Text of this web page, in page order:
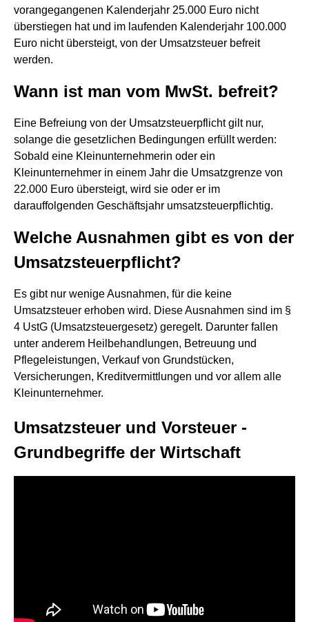
vorangegangenen Kalenderjahr 25.000 Euro nicht
überstiegen hat und im laufenden Kalenderjahr 100.000
Euro nicht übersteigt, von der Umsatzsteuer befreit
werden.
Wann ist man vom MwSt. befreit?
Eine Befreiung von der Umsatzsteuerpflicht gilt nur,
solange die gesetzlichen Bedingungen erfüllt werden:
Sobald eine Kleinunternehmerin oder ein
Kleinunternehmer in einem Jahr die Umsatzgrenze von
22.000 Euro übersteigt, wird sie oder er im
darauffolgenden Geschäftsjahr umsatzsteuerpflichtig.
Welche Ausnahmen gibt es von der
Umsatzsteuerpflicht?
Es gibt nur wenige Ausnahmen, für die keine
Umsatzsteuer erhoben wird. Diese Ausnahmen sind im §
4 UstG (Umsatzsteuergesetz) geregelt. Darunter fallen
unter anderem Heilbehandlungen, Betreuung und
Pflegeleistungen, Verkauf von Grundstücken,
Versicherungen, Kreditvermittlungen und vor allem alle
Kleinunternehmer.
Umsatzsteuer und Vorsteuer -
Grundbegriffe der Wirtschaft